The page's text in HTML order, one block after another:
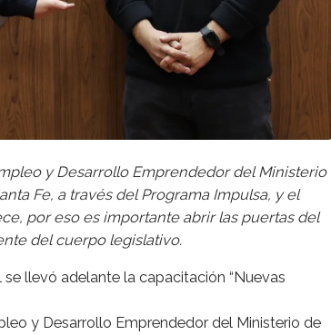
y Desarrollo Emprendedor del Ministerio
Fe, a través del Programa Impulsa, y el
por eso es importante abrir las puertas del
del cuerpo legislativo.
llevó adelante la capacitación “Nuevas
y Desarrollo Emprendedor del Ministerio de